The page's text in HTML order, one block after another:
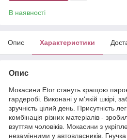
В наявності
Опис Характеристики
Опис
Мокасини Etor стануть кращою
гардеробі. Виконані у м'якій шкірі,
зручність цілий день. Присутність
комбінація різних матеріалів -
взуттям чоловіків. Мокасини з
незамінними у автовласників.